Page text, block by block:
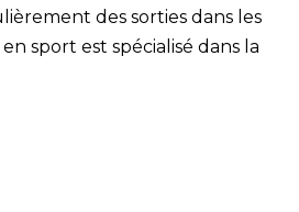
des sorties dans les
sport est spécialisé dans la